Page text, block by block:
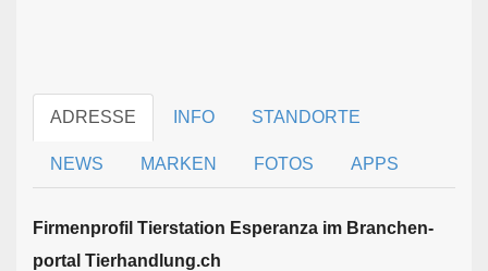
ADRESSE INFO STANDORTE
NEWS MARKEN FOTOS APPS
Firmen­profil Tierstation Esperanza im Branchen­
portal Tierhandlung.ch